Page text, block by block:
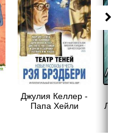
Джулия Келлер -
Папа Хейли